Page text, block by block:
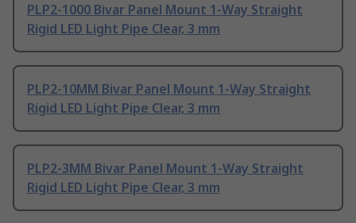
PLP2-1000 Bivar Panel Mount 1-Way Straight
Rigid LED Light Pipe Clear, 3 mm
PLP2-10MM Bivar Panel Mount 1-Way Straight
Rigid LED Light Pipe Clear, 3 mm
PLP2-3MM Bivar Panel Mount 1-Way Straight
Rigid LED Light Pipe Clear, 3 mm